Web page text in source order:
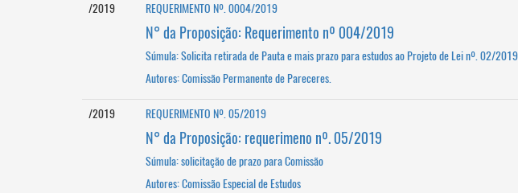
/2019 REQUERIMENTO Nº. 0004/2019
N° da Proposição: Requerimento nº 004/2019
Súmula:Solicita retirada de Pauta e mais prazo para estudos ao Projeto de Lei nº. 02/
Autores: Comissão Permanente de Pareceres.
/2019 REQUERIMENTO Nº. 05/2019
N° da Proposição: requerimeno nº. 05/2019
Súmula: solicitação de prazo para Comissão
Autores: Comissão Especial de Estudos